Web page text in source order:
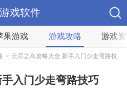
戏软件
果游戏 游戏攻略 游戏
> 无尽之岛攻略大全 新手入门少走弯路技
入门少走弯路技巧